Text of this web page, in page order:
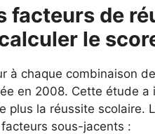
facteurs de
le
à chaque combinaison
en 2008. Cette étude
plus la réussite scolaire.
sous-jacents :